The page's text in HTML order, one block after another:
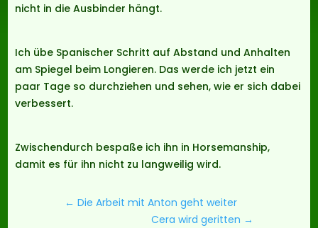
nicht in die Ausbinder hängt.
Ich übe Spanischer Schritt auf Abstand und Anhalten
am Spiegel beim Longieren. Das werde ich jetzt ein
paar Tage so durchziehen und sehen, wie er sich dabei
verbessert.
Zwischendurch bespaße ich ihn in Horsemanship,
damit es für ihn nicht zu langweilig wird.
←Die Arbeit mit Anton geht weiter
Cera wird geritten →